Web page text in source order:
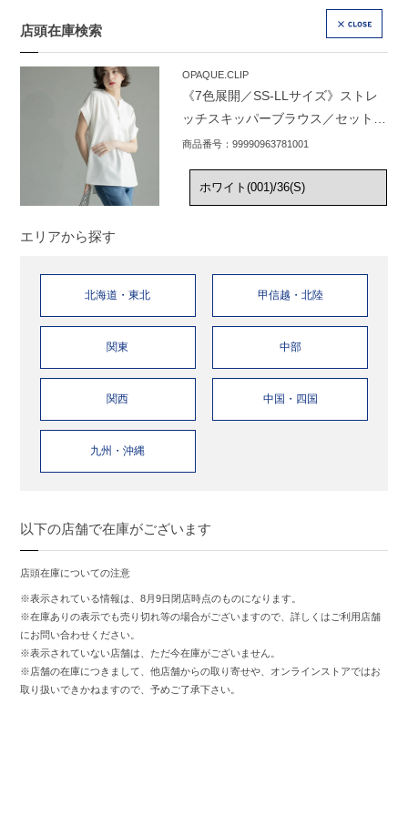
店頭在庫検索
OPAQUE.CLIP
《7色展開／SS-LLサイズ》ストレ
ッチスキッパーブラウス／セットア
ップ対応【洗濯機洗い可／防シワ】
商品番号：99990963781001
エリアから探す
北海道・東北 甲信越・北陸
関東 中部
関西 中国・四国
九州・沖縄
以下の店舗で在庫がございます
店頭在庫についての注意
※表示されている情報は、8月9日閉店時点のものになります。
※在庫ありの表示でも売り切れ等の場合がございますので、詳しくはご利用店舗
にお問い合わせください。
※表示されていない店舗は、ただ今在庫がございません。
※店舗の在庫につきまして、他店舗からの取り寄せや、オンラインストアではお
取り扱いできかねますので、予めご了承下さい。